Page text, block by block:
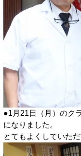
●1月21日（月）のク
になりました。
とてもよくしていた